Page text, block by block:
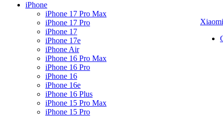
iPhone
iPhone 17 Pro Max
iPhone 17 Pro
iPhone 17
iPhone 17e
iPhone Air
iPhone 16 Pro Max
iPhone 16 Pro
iPhone 16
iPhone 16e
iPhone 16 Plus
iPhone 15 Pro Max
iPhone 15 Pro
Xiaomi